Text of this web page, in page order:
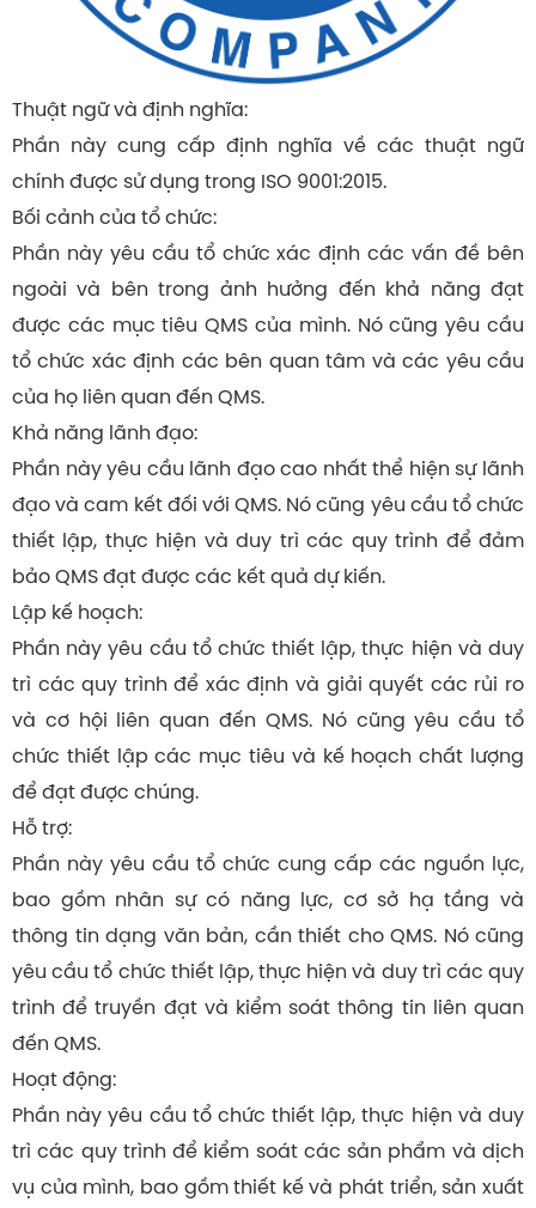
Thuật ngữ và định nghĩa:
Phần này cung cấp định nghĩa về các thuật ngữ
chính được sử dụng trong ISO 9001:2015.
Bối cảnh của tổ chức:
Phần này yêu cầu tổ chức xác định các vấn đề bên
ngoài và bên trong ảnh hưởng đến khả năng đạt
được các mục tiêu QMS của mình. Nó cũng yêu cầu
tổ chức xác định các bên quan tâm và các yêu cầu
của họ liên quan đến QMS.
Khả năng lãnh đạo:
Phần này yêu cầu lãnh đạo cao nhất thể hiện sự lãnh
đạo và cam kết đối với QMS. Nó cũng yêu cầu tổ chức
thiết lập, thực hiện và duy trì các quy trình để đảm
bảo QMS đạt được các kết quả dự kiến.
Lập kế hoạch:
Phần này yêu cầu tổ chức thiết lập, thực hiện và duy
trì các quy trình để xác định và giải quyết các rủi ro
và cơ hội liên quan đến QMS. Nó cũng yêu cầu tổ
chức thiết lập các mục tiêu và kế hoạch chất lượng
để đạt được chúng.
Hỗ trợ:
Phần này yêu cầu tổ chức cung cấp các nguồn lực,
bao gồm nhân sự có năng lực, cơ sở hạ tầng và
thông tin dạng văn bản, cần thiết cho QMS. Nó cũng
yêu cầu tổ chức thiết lập, thực hiện và duy trì các quy
trình để truyền đạt và kiểm soát thông tin liên quan
đến QMS.
Hoạt động:
Phần này yêu cầu tổ chức thiết lập, thực hiện và duy
trì các quy trình để kiểm soát các sản phẩm và dịch
vụ của mình, bao gồm thiết kế và phát triển, sản xuất